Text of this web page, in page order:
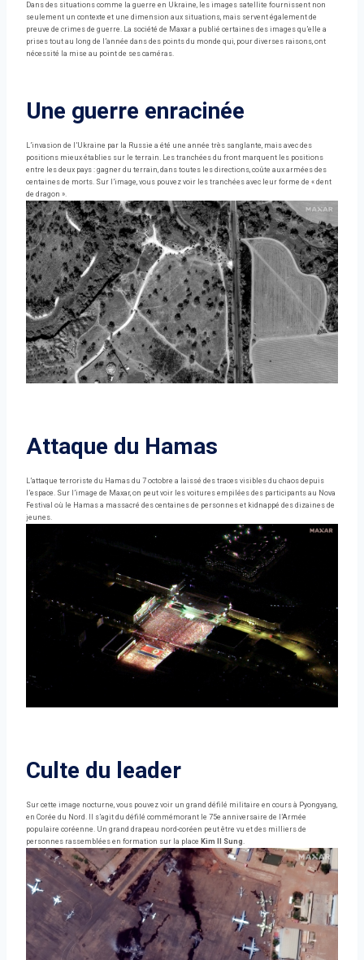
Dans des situations comme la guerre en Ukraine, les images satellite fournissent non
seulement un contexte et une dimension aux situations, mais servent également de
preuve de crimes de guerre. La société de Maxar a publié certaines des images qu’elle a
prises tout au long de l’année dans des points du monde qui, pour diverses raisons, ont
nécessité la mise au point de ses caméras.
Une guerre enracinée
L’invasion de l’Ukraine par la Russie a été une année très sanglante, mais avec des
positions mieux établies sur le terrain. Les tranchées du front marquent les positions
entre les deux pays : gagner du terrain, dans toutes les directions, coûte aux armées des
centaines de morts. Sur l’image, vous pouvez voir les tranchées avec leur forme de « dent
de dragon ».
Attaque du Hamas
L’attaque terroriste du Hamas du 7 octobre a laissé des traces visibles du chaos depuis
l’espace. Sur l’image de Maxar, on peut voir les voitures empilées des participants au Nova
Festival où le Hamas a massacré des centaines de personnes et kidnappé des dizaines de
jeunes.
Culte du leader
Sur cette image nocturne, vous pouvez voir un grand défilé militaire en cours à Pyongyang,
en Corée du Nord. Il s’agit du défilé commémorant le 75e anniversaire de l’Armée
populaire coréenne. Un grand drapeau nord-coréen peut être vu et des milliers de
personnes rassemblées en formation sur la place Kim Il Sung